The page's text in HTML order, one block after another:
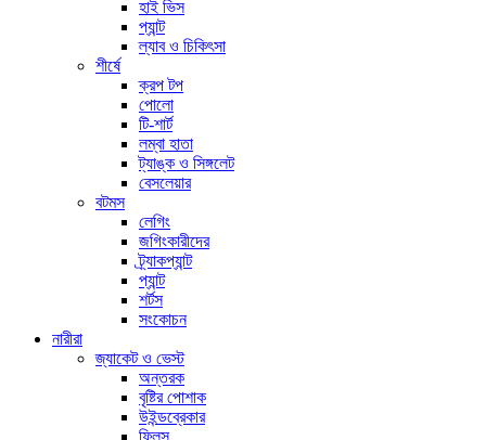
হাই ভিস
প্যান্ট
ল্যাব ও চিকিৎসা
শীর্ষে
ক্রপ টপ
পোলো
টি-শার্ট
লম্বা হাতা
ট্যাঙ্ক ও সিঙ্গলেট
বেসলেয়ার
বটমস
লেগিং
জগিংকারীদের
ট্র্যাকপ্যান্ট
প্যান্ট
শর্টস
সংকোচন
নারীরা
জ্যাকেট ও ভেস্ট
অন্তরক
বৃষ্টির পোশাক
উইন্ডব্রেকার